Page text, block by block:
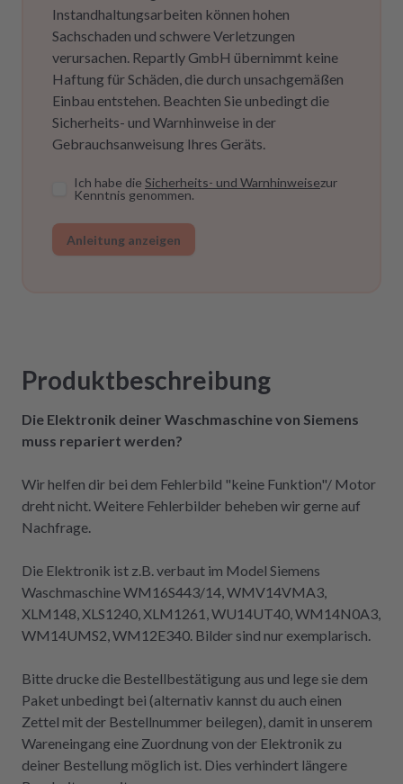
Instandhaltungsarbeiten können hohen
Sachschaden und schwere Verletzungen
verursachen. Repartly GmbH übernimmt keine
Haftung für Schäden, die durch unsachgemäßen
Einbau entstehen. Beachten Sie unbedingt die
Sicherheits- und Warnhinweise in der
Gebrauchsanweisung Ihres Geräts.
Ich habe die Sicherheits- und Warnhinweisezur
Kenntnis genommen.
Anleitung anzeigen
Produktbeschreibung
Die Elektronik deiner Waschmaschine von Siemens
muss repariert werden?
Wir helfen dir bei dem Fehlerbild "keine Funktion"/ Motor
dreht nicht. Weitere Fehlerbilder beheben wir gerne auf
Nachfrage.
Die Elektronik ist z.B. verbaut im Model Siemens
Waschmaschine WM16S443/14, WMV14VMA3,
XLM148, XLS1240, XLM1261, WU14UT40, WM14N0A3,
WM14UMS2, WM12E340. Bilder sind nur exemplarisch.
Bitte drucke die Bestellbestätigung aus und lege sie dem
Paket unbedingt bei (alternativ kannst du auch einen
Zettel mit der Bestellnummer beilegen), damit in unserem
Wareneingang eine Zuordnung von der Elektronik zu
deiner Bestellung möglich ist. Dies verhindert längere